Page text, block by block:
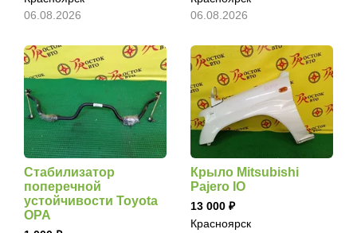
06.08.2026
06.08.2026
Стабилизатор
поперечной
устойчивости Toyota
OPA
Крыло Mitsubishi
Pajero IO
13 000
Красноярск